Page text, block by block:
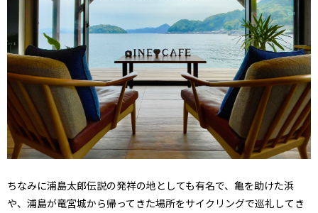
ちなみに浦島太郎伝説の発祥の地としても有名で、亀を助けた浜
や、浦島が竜宮城から帰ってきた場所をサイクリングで巡礼してき